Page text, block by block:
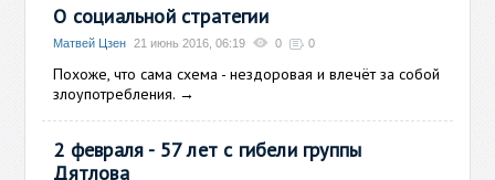
О социальной стратегии
Матвей Цзен 21 июнь 2016, 06:19 0 0
Похоже, что сама схема - нездоровая и влечёт за собой
злоупотребления. →
2 февраля - 57 лет с гибели группы
Дятлова